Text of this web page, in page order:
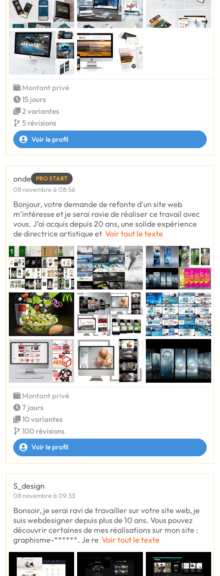
Montant privé
15 jours
2 variantes
5 révisions
Voir le profil
onde PRO START
08 novembre à 08:56
Bonjour, votre demande de refonte d'un site web
m’intéresse et je serai ravie de réaliser ce travail avec
vous. J’ai acquis depuis 20 ans, une solide expérience
de directrice artistique et Voir tout le texte
Montant privé
7 jours
10 variantes
100 révisions
Voir le profil
S_design
08 novembre à 09:33
Bonsoir, je serai ravi de travailler sur votre site web, je
suis webdesigner depuis plus de 10 ans. Vous pouvez
découvrir certaines de mes réalisations sur mon site :
graphisme-******. Je re Voir tout le texte